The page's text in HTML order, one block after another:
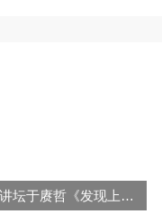
百家讲坛于赓哲《发现上官婉儿》视频和音频全集百度网盘下载